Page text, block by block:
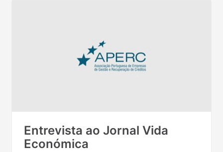
Entrevista ao Jornal Vida
Económica